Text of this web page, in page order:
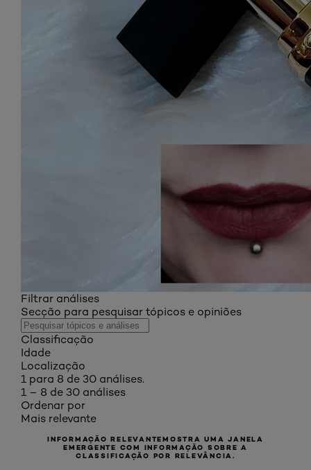
Filtrar análises
Secção para pesquisar tópicos e opiniões
Classificação
Idade
Localização
1 para 8 de 30 análises.
1 – 8 de 30 análises
Ordenar por
Mais relevante
INFORMAÇÃO RELEVANTEMOSTRA UMA JANELA
EMERGENTE COM INFORMAÇÃO SOBRE A
CLASSIFICAÇÃO POR RELEVÂNCIA.